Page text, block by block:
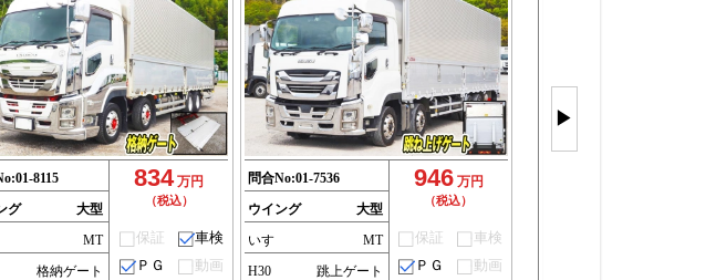
01-8115
グ
大型
MT
格納ゲート
834 万円
（税込）
保証
車検
ＰＧ
動画
問合No:01-7536
ウイング
大型
いすゞ
MT
H30
跳上ゲート
946 万円
（税込）
保証
車検
ＰＧ
動画
▶